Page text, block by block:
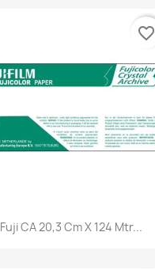
Fuji CA 20,3 Cm X 124 Mtr...
favorite_border